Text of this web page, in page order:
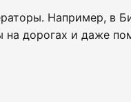
Например, в
дорогах и даже